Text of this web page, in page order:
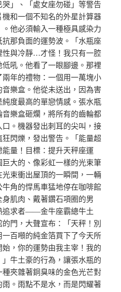
」、「處女座勿碰」等警告
和一個不知名的外星計算器
他必須輸入一種極具感染力
那負面的運勢波。「水瓶座
性與冷靜…才怪！我只有一腔
吼。他看了一眼腳邊。那裡
年的禮物：一個用一萬塊小
樂盒。他從未送出，因為害
度最高的單戀情感。張水瓶
樂盒砸爛，將所有的齒輪都
。機器發出刺耳的尖叫，接
閃爍，發出警告。「能量超
量！目標：提升天秤座運
大的、像彩虹一樣的光束筆
束衝出屋頂的一瞬間，一輛
角的悍馬車猛地停在咖啡館
肌肉、戴著鑽石項圈的男
追求者——金牛座霸總牛土
門，大聲宣布：「天秤！別
百噸的純金箔買下了今天所
，你的運勢由我主宰！我的
牛土豪的行為，讓張水瓶的
夾雜著銅臭味的金色光芒對
。雨點不是水，而是閃耀著